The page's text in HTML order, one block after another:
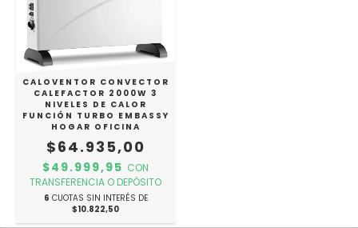
CALOVENTOR CONVECTOR
CALEFACTOR 2000W 3
NIVELES DE CALOR
FUNCIÓN TURBO EMBASSY
HOGAR OFICINA
$64.935,00
$49.999,95 CON
TRANSFERENCIA O DEPÓSITO
6 CUOTAS SIN INTERÉS DE
$10.822,50